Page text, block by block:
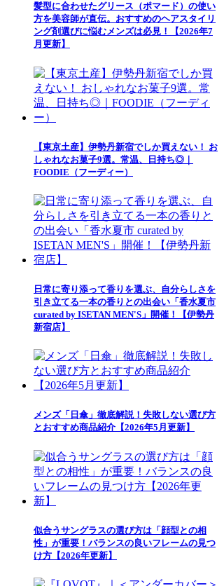
髪型に合わせたグリース（ポマード）の使い
方を美容師が直伝。おすすめのヘアスタイリ
ング剤選びに悩むメンズは必見！【2026年7
月更新】
【東京土産】伊勢丹新宿でしか買えない！ お
しゃれなお菓子9選。常温、日持ち◎｜
FOODIE（フーディー）
日常に寄り添って香りを選ぶ、自分らしさを
引き立てる一本の香りとの出会い「香水夏市
curated by ISETAN MEN'S」開催！【伊勢丹
新宿店】
メンズ「日傘」徹底解説！失敗しない選び方
とおすすめ商品紹介【2026年5月更新】
似合うサングラスの選び方は「顔型との相
性」が重要！バランスの良いフレームの見つ
け方【2026年更新】